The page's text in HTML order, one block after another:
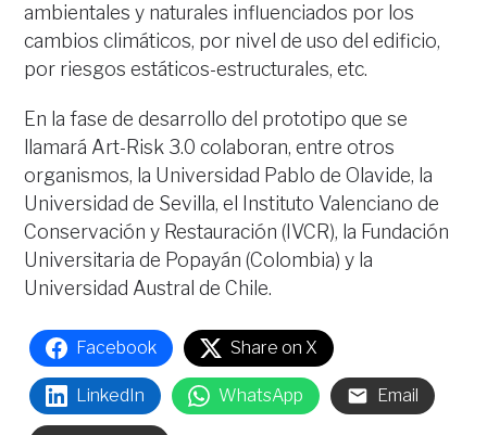
ambientales y naturales influenciados por los
cambios climáticos, por nivel de uso del edificio,
por riesgos estáticos-estructurales, etc.
En la fase de desarrollo del prototipo que se
llamará Art-Risk 3.0 colaboran, entre otros
organismos, la Universidad Pablo de Olavide, la
Universidad de Sevilla, el Instituto Valenciano de
Conservación y Restauración (IVCR), la Fundación
Universitaria de Popayán (Colombia) y la
Universidad Austral de Chile.
Facebook Share on X
LinkedIn WhatsApp Email